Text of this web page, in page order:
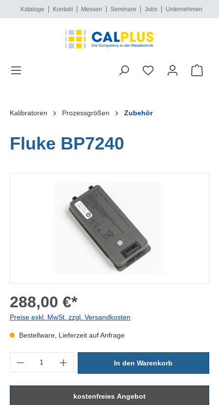
springen
Kataloge Kontakt Messen Seminare Jobs Unternehmen
Kalibratoren Prozessgrößen Zubehör
Fluke BP7240
288,00 €*
Preise exkl. MwSt. zzgl. Versandkosten
Bestellware, Lieferzeit auf Anfrage
In den Warenkorb
kostenfreies Angebot